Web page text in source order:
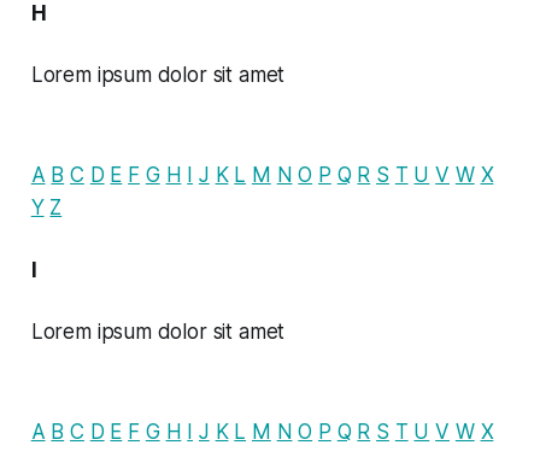
H
Lorem ipsum dolor sit amet
A B C D E F G H J K L M N O P Q R S T U V W X
Y Z
Lorem ipsum dolor sit amet
A B C D E F G H J K L M N O P Q R S T U V W X